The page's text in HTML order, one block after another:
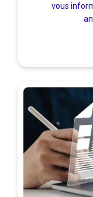
vous